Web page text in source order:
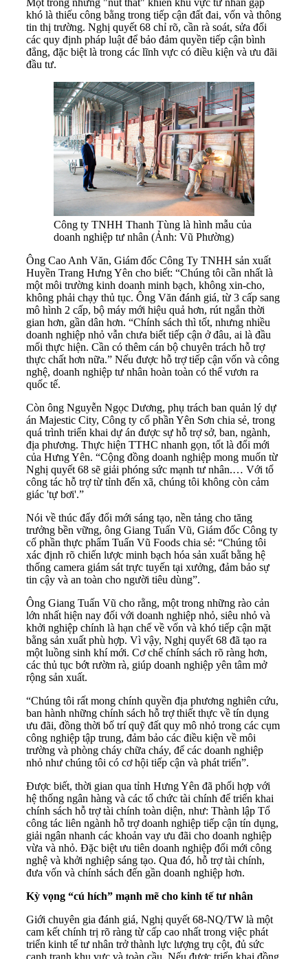
Một trong những "nút thắt" khiến khu vực tư nhân gặp
khó là thiếu công bằng trong tiếp cận đất đai, vốn và thông
tin thị trường. Nghị quyết 68 chỉ rõ, cần rà soát, sửa đổi
các quy định pháp luật để bảo đảm quyền tiếp cận bình
đẳng, đặc biệt là trong các lĩnh vực có điều kiện và ưu đãi
đầu tư.
Công ty TNHH Thanh Tùng là hình mẫu của
doanh nghiệp tư nhân (Ảnh: Vũ Phường)
Ông Cao Anh Văn, Giám đốc Công Ty TNHH sản xuất
Huyền Trang Hưng Yên cho biết: “Chúng tôi cần nhất là
một môi trường kinh doanh minh bạch, không xin-cho,
không phải chạy thủ tục. Ông Văn đánh giá, từ 3 cấp sang
mô hình 2 cấp, bộ máy mới hiệu quả hơn, rút ngắn thời
gian hơn, gần dân hơn. “Chính sách thì tốt, nhưng nhiều
doanh nghiệp nhỏ vẫn chưa biết tiếp cận ở đâu, ai là đầu
mối thực hiện. Cần có thêm cán bộ chuyên trách hỗ trợ
thực chất hơn nữa.” Nếu được hỗ trợ tiếp cận vốn và công
nghệ, doanh nghiệp tư nhân hoàn toàn có thể vươn ra
quốc tế.
Còn ông Nguyễn Ngọc Dương, phụ trách ban quản lý dự
án Majestic City, Công ty cổ phần Yên Sơn chia sẻ, trong
quá trình triển khai dự án được sự hỗ trợ sở, ban, ngành,
địa phương. Thực hiện TTHC nhanh gọn, tốt là đổi mới
của Hưng Yên. “Cộng đồng doanh nghiệp mong muốn từ
Nghị quyết 68 sẽ giải phóng sức mạnh tư nhân.… Với tổ
công tác hỗ trợ từ tỉnh đến xã, chúng tôi không còn cảm
giác 'tự bơi'.”
Nói về thúc đẩy đổi mới sáng tạo, nền tảng cho tăng
trưởng bền vững, ông Giang Tuấn Vũ, Giám đốc Công ty
cổ phần thực phẩm Tuấn Vũ Foods chia sẻ: “Chúng tôi
xác định rõ chiến lược minh bạch hóa sản xuất bằng hệ
thống camera giám sát trực tuyến tại xưởng, đảm bảo sự
tin cậy và an toàn cho người tiêu dùng”.
Ông Giang Tuấn Vũ cho rằng, một trong những rào cản
lớn nhất hiện nay đối với doanh nghiệp nhỏ, siêu nhỏ và
khởi nghiệp chính là hạn chế về vốn và khó tiếp cận mặt
bằng sản xuất phù hợp. Vì vậy, Nghị quyết 68 đã tạo ra
một luồng sinh khí mới. Cơ chế chính sách rõ ràng hơn,
các thủ tục bớt rườm rà, giúp doanh nghiệp yên tâm mở
rộng sản xuất.
“Chúng tôi rất mong chính quyền địa phương nghiên cứu,
ban hành những chính sách hỗ trợ thiết thực về tín dụng
ưu đãi, đồng thời bố trí quỹ đất quy mô nhỏ trong các cụm
công nghiệp tập trung, đảm bảo các điều kiện về môi
trường và phòng cháy chữa cháy, để các doanh nghiệp
nhỏ như chúng tôi có cơ hội tiếp cận và phát triển”.
Được biết, thời gian qua tỉnh Hưng Yên đã phối hợp với
hệ thống ngân hàng và các tổ chức tài chính để triển khai
chính sách hỗ trợ tài chính toàn diện, như: Thành lập Tổ
công tác liên ngành hỗ trợ doanh nghiệp tiếp cận tín dụng,
giải ngân nhanh các khoản vay ưu đãi cho doanh nghiệp
vừa và nhỏ. Đặc biệt ưu tiên doanh nghiệp đổi mới công
nghệ và khởi nghiệp sáng tạo. Qua đó, hỗ trợ tài chính,
đưa vốn và chính sách đến gần doanh nghiệp hơn.
Kỳ vọng “cú hích” mạnh mẽ cho kinh tế tư nhân
Giới chuyên gia đánh giá, Nghị quyết 68-NQ/TW là một
cam kết chính trị rõ ràng từ cấp cao nhất trong việc phát
triển kinh tế tư nhân trở thành lực lượng trụ cột, đủ sức
cạnh tranh khu vực và toàn cầu. Nếu được triển khai đồng